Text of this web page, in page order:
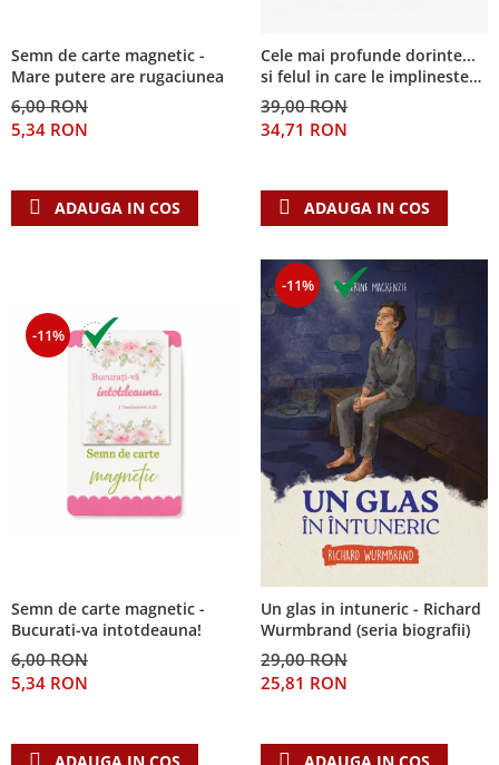
Semn de carte magnetic -
Mare putere are rugaciunea
6,00 RON
5,34 RON
ADAUGA IN COS
Cele mai profunde dorinte...
si felul in care le implineste
invatatura crestina
39,00 RON
34,71 RON
ADAUGA IN COS
-11%
Semn de carte magnetic -
Bucurati-va intotdeauna!
6,00 RON
5,34 RON
-11%
Un glas in intuneric - Richard
Wurmbrand (seria biografii)
29,00 RON
25,81 RON